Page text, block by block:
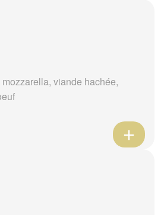
viande hachée,